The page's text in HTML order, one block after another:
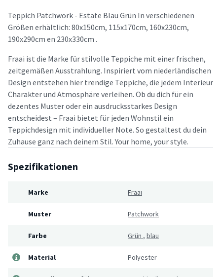
Teppich Patchwork - Estate Blau Grün In verschiedenen
Größen erhältlich: 80x150cm, 115x170cm, 160x230cm,
190x290cm en 230x330cm .
Fraai ist die Marke für stilvolle Teppiche mit einer frischen,
zeitgemäßen Ausstrahlung. Inspiriert vom niederländischen
Design entstehen hier trendige Teppiche, die jedem Interieur
Charakter und Atmosphäre verleihen. Ob du dich für ein
dezentes Muster oder ein ausdrucksstarkes Design
entscheidest – Fraai bietet für jeden Wohnstil ein
Teppichdesign mit individueller Note. So gestaltest du dein
Zuhause ganz nach deinem Stil. Your home, your style.
Spezifikationen
Marke Fraai
Muster Patchwork
Farbe Grün , blau
Material Polyester